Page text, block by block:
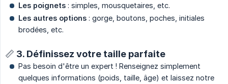
Les poignets : simples, mousquetaires, etc.
Les autres options : gorge, boutons, poches, initiales
brodées, etc.
📏 3. Définissez votre taille parfaite
Pas besoin d'être un expert ! Renseignez simplement
quelques informations (poids, taille, âge) et laissez notre